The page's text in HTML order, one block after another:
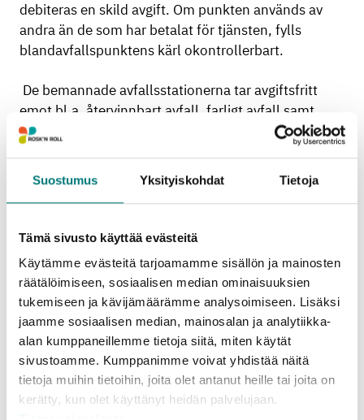
Suostumus Yksityiskohdat Tietoja
Tämä sivusto käyttää evästeitä
Käytämme evästeitä tarjoamamme sisällön ja mainosten
räätälöimiseen, sosiaalisen median ominaisuuksien
tukemiseen ja kävijämäärämme analysoimiseen. Lisäksi
jaamme sosiaalisen median, mainosalan ja analytiikka-
alan kumppaneillemme tietoja siitä, miten käytät
sivustoamme. Kumppanimme voivat yhdistää näitä
tietoja muihin tietoihin, joita olet antanut heille tai joita on
kerätty, kun olet käyttänyt heidän palvelujaan.
debiteras en skild avgift. Om punkten används av
andra än de som har betalat för tjänsten, fylls
blandavfallspunktens kärl okontrollerbart.
De bemannade avfallsstationerna tar avgiftsfritt
emot bl.a. återvinnbart avfall, farligt avfall samt
elapparater från hushåll. Ändå är det ofta de här
avfallen som påträffas vid ekopunkterna. Alla
Rosk’n Roll -tjänstens avfallsstationer håller ofta
också lördagsöppet. Från Rosk´n Rolls webbsida
avfallsstation.
Missbruket kostar
Varje år städar Rosk’n Roll bort över 50 ton avfall
som lämnats vid eko- och blandavfallspunkterna.
Det finns ingen betalare för fripassagerarnas
avfallsmängd. I sista hand höjer missbruket och
nedskräpningen avfallsavgifterna för alla. De extra